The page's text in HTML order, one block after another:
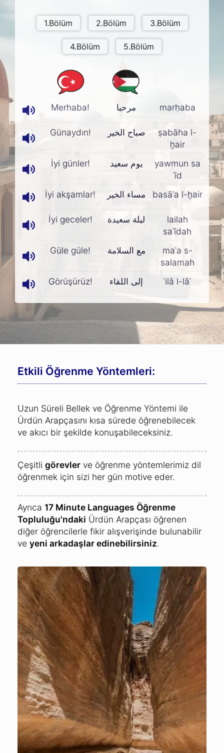
Merhaba! مرحبا marḥaba
Günaydın! صباح الخير
ṣabāha l-
ḫair
İyi günler!
يوم سعيد
yawmun sa
ʾīd
İyi akşamlar!
مساء الخير basāʾa l-ḫair
İyi geceler! ليلة سعيدة
lailah
saʿīdah
Güle güle!
مع السلامة
maʿa s-
salamah
Görüşürüz!
إلى اللقاء ʾilā l-lāʾ
Etkili Öğrenme Yöntemleri:
Uzun Süreli Bellek ve Öğrenme Yöntemi ile
Ürdün Arapçasını kısa sürede öğrenebilecek
ve akıcı bir şekilde konuşabileceksiniz.
Çeşitli görevler ve öğrenme yöntemlerimiz dil
öğrenmek için sizi her gün motive eder.
Ayrıca 17 Minute Languages Öğrenme
Topluluğu'ndaki Ürdün Arapçası öğrenen
diğer öğrencilerle fikir alışverişinde bulunabilir
ve yeni arkadaşlar edinebilirsiniz.